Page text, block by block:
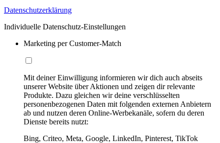
Datenschutzerklärung
Individuelle Datenschutz-Einstellungen
Marketing per Customer-Match
Mit deiner Einwilligung informieren wir dich auch abseits
unserer Website über Aktionen und zeigen dir relevante
Produkte. Dazu gleichen wir deine verschlüsselten
personenbezogenen Daten mit folgenden externen Anbietern
ab und nutzen deren Online-Werbekanäle, sofern du deren
Dienste bereits nutzt:
Bing, Criteo, Meta, Google, LinkedIn, Pinterest, TikTok